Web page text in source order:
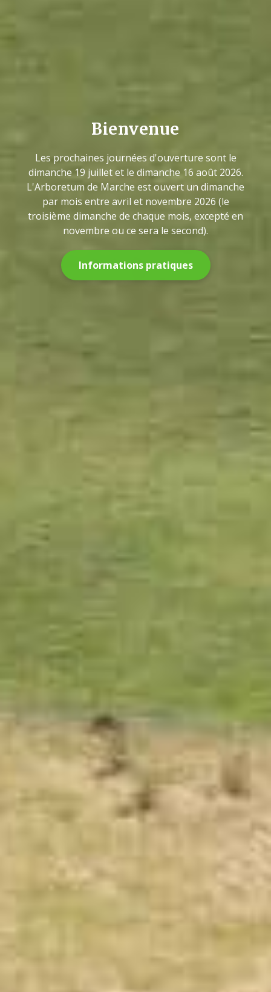
Bienvenue
Les prochaines journées d'ouverture sont le
dimanche 19 juillet et le dimanche 16 août 2026.
L'Arboretum de Marche est ouvert un dimanche
par mois entre avril et novembre 2026 (le
troisième dimanche de chaque mois, excepté en
novembre ou ce sera le second).
Informations pratiques